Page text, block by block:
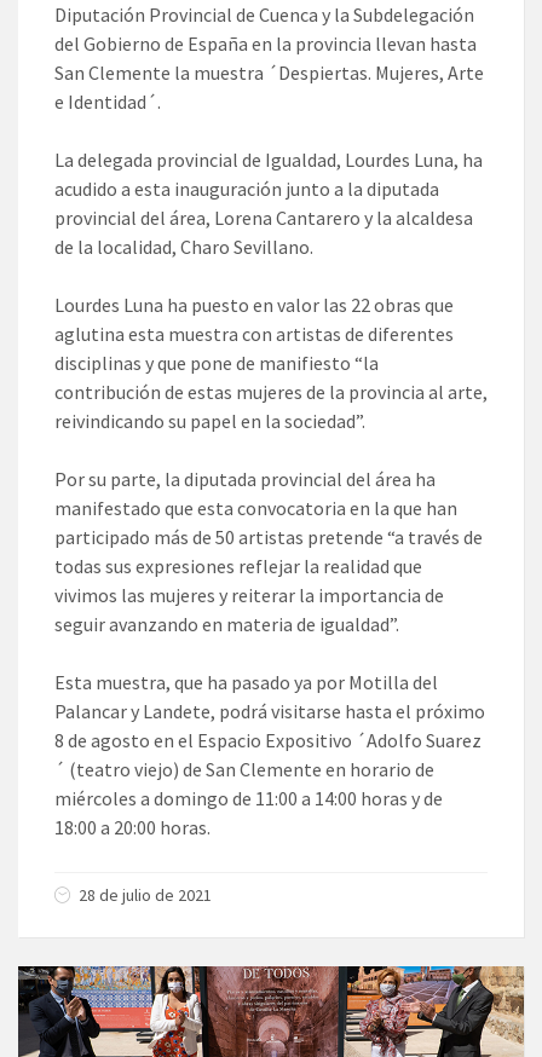
Diputación Provincial de Cuenca y la Subdelegación
del Gobierno de España en la provincia llevan hasta
San Clemente la muestra ´Despiertas. Mujeres, Arte
e Identidad´.
La delegada provincial de Igualdad, Lourdes Luna, ha
acudido a esta inauguración junto a la diputada
provincial del área, Lorena Cantarero y la alcaldesa
de la localidad, Charo Sevillano.
Lourdes Luna ha puesto en valor las 22 obras que
aglutina esta muestra con artistas de diferentes
disciplinas y que pone de manifiesto “la
contribución de estas mujeres de la provincia al arte,
reivindicando su papel en la sociedad”.
Por su parte, la diputada provincial del área ha
manifestado que esta convocatoria en la que han
participado más de 50 artistas pretende “a través de
todas sus expresiones reflejar la realidad que
vivimos las mujeres y reiterar la importancia de
seguir avanzando en materia de igualdad”.
Esta muestra, que ha pasado ya por Motilla del
Palancar y Landete, podrá visitarse hasta el próximo
8 de agosto en el Espacio Expositivo ´Adolfo Suarez
´ (teatro viejo) de San Clemente en horario de
miércoles a domingo de 11:00 a 14:00 horas y de
18:00 a 20:00 horas.
28 de julio de 2021